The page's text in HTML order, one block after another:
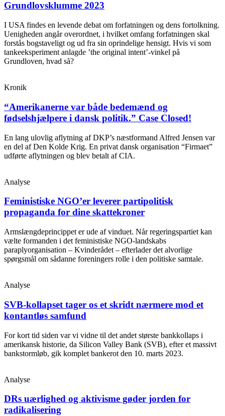
Grundlovsklumme 2023
I USA findes en levende debat om forfatningen og dens fortolkning.
Uenigheden angår overordnet, i hvilket omfang forfatningen skal
forstås bogstaveligt og ud fra sin oprindelige hensigt. Hvis vi som
tankeeksperiment anlagde ’the original intent’-vinkel på
Grundloven, hvad så?
Kronik
“Amerikanerne var både bedemænd og
fødselshjælpere i dansk politik.” Case Closed!
En lang ulovlig aflytning af DKP’s næstformand Alfred Jensen var
en del af Den Kolde Krig. En privat dansk organisation “Firmaet”
udførte aflytningen og blev betalt af CIA.
Analyse
Feministiske NGO’er leverer partipolitisk
propaganda for dine skattekroner
Armslængdeprincippet er ude af vinduet. Når regeringspartiet kan
vælte formanden i det feministiske NGO-landskabs
paraplyorganisation – Kvinderådet – efterlader det alvorlige
spørgsmål om sådanne foreningers rolle i den politiske samtale.
Analyse
SVB-kollapset tager os et skridt nærmere mod et
kontantløs samfund
For kort tid siden var vi vidne til det andet største bankkollaps i
amerikansk historie, da Silicon Valley Bank (SVB), efter et massivt
bankstormløb, gik komplet bankerot den 10. marts 2023.
Analyse
DRs uærlighed og aktivisme gøder jorden for
radikalisering